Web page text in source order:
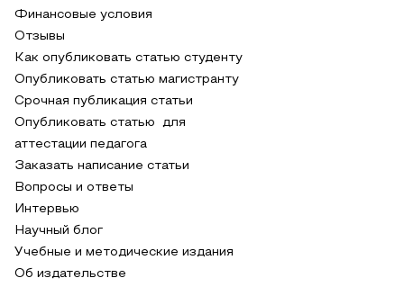
Финансовые условия
Отзывы
Как опубликовать статью студенту
Опубликовать статью магистранту
Срочная публикация статьи
Опубликовать статью для
аттестации педагога
Заказать написание статьи
Вопросы и ответы
Интервью
Научный блог
Учебные и методические издания
Об издательстве